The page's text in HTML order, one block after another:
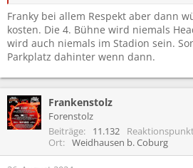
Und so könnte das ganze meiner
Freitag:
Headliner: Slipknot (Utopia Stage)
Oasis (Stadion)
Avril Lavigne (Mandora Stage)
Co-Headliner:
The Offspring (Stadion)
Simple Plan (Mandora Stage)
Samstag:
Headliner: Die Toten Hosen (Utopia
Scorpions oder Volbeat (Stadion)
Franky bei allem Respekt aber dann
kosten. Die 4. Bühne wird niemals
wird auch niemals im Stadion sein.
Parkplatz dahinter wenn dann.
Frankenstolz
Forenstolz
Beiträge
11.132
Ort
Weidhausen b. Coburg